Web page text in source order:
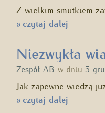
Z wielkim smutkiem
»czytaj dalej
Niezwykła
Zespół AB w dniu 5
Jak zapewne wiedzą
»czytaj dalej